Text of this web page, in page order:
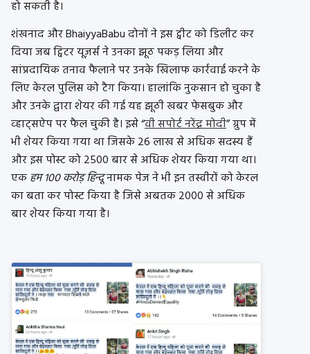
हो सकती है।
शंखनाद और BhaiyyaBabu दोनों ने इस ट्वीट को डिलीट कर
दिया जब ट्विटर यूज़र्स ने उनका झूठ पकड़ लिया और
सांप्रदायिक तनाव फैलाने पर उनके खिलाफ कार्रवाई करने के
लिए केरल पुलिस को टैग किया। हालांकि नुकसान हो चुका है
और उनके द्वारा शेयर की गई यह झूठी खबर फेसबुक और
व्‍हाट्सऐप पर फैल चुकी है। इसे “वी सपोर्ट नरेंद्र मोदी” ग्रुप में
भी शेयर किया गया था जिसके 26 लाख से अधिक सदस्‍य हैं
और इस पोस्‍ट को 2500 बार से अधिक शेयर किया गया था।
एकहम 100 करोड़ हिन्दूनामक पेज ने भी इन तस्वीरों को केरल
का बता कर पोस्ट किया है जिसे अबतक 2000 से अधिक
बार शेयर किया गया है।